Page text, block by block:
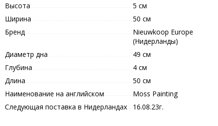
Высота
5 см
Ширина
50 см
Бренд
Nieuwkoop Europe
(Нидерланды)
Диаметр дна
49 см
Глубина
4 см
Длина
50 см
Наименование на английском
Moss Painting
Следующая поставка в Нидерландах
16.08.23г.